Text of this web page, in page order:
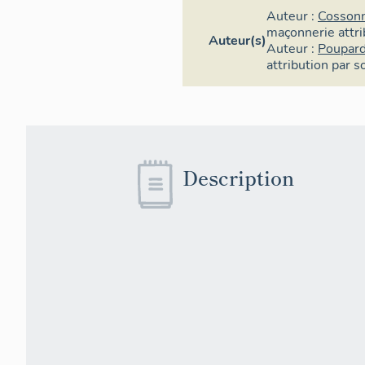
Auteur(s)
Auteur :
maçonnerie
Auteur :
attribution par
Description